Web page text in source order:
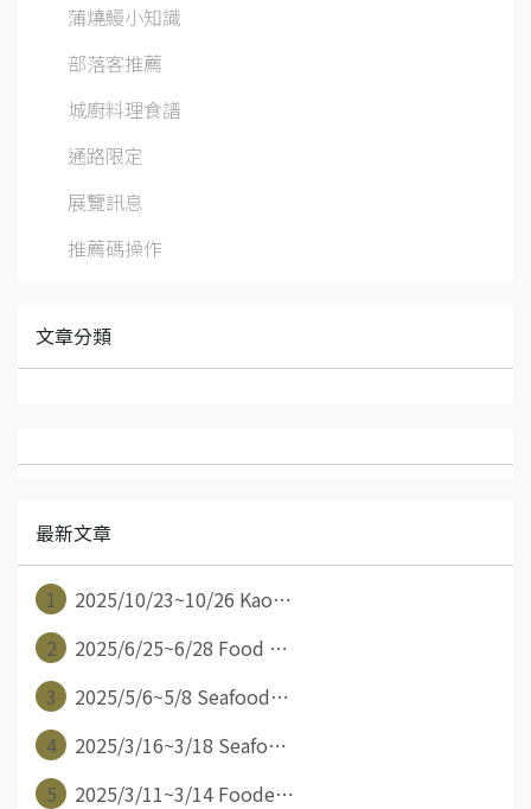
蒲燒鰻小知識
部落客推薦
城廚料理食譜
通路限定
展覽訊息
推薦碼操作
文章分類
最新文章
1
2025/10/23~10/26 Kao⋯
2
2025/6/25~6/28 Food ⋯
3
2025/5/6~5/8 Seafood⋯
4
2025/3/16~3/18 Seafo⋯
5
2025/3/11~3/14 Foode⋯